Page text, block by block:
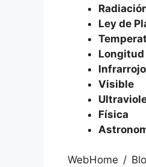
Ley de
Longitud
Infrarrojo
Visible
Física
WebHome /